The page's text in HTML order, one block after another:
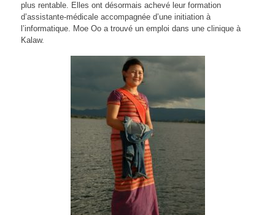
plus rentable. Elles ont désormais achevé leur formation
d’assistante-médicale accompagnée d’une initiation à
l’informatique. Moe Oo a trouvé un emploi dans une clinique à
Kalaw.